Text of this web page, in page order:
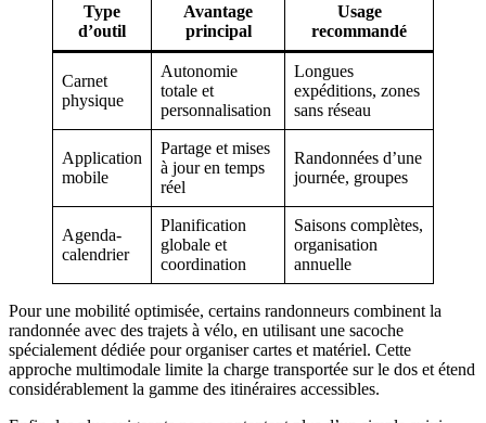
Type
d’outil
Avantage
principal
Usage
recommandé
Carnet
physique
Autonomie
totale et
personnalisation
Longues
expéditions, zones
sans réseau
Application
mobile
Partage et mises
à jour en temps
réel
Randonnées d’une
journée, groupes
Agenda-
calendrier
Planification
globale et
coordination
Saisons complètes,
organisation
annuelle
Pour une mobilité optimisée, certains randonneurs combinent la
randonnée avec des trajets à vélo, en utilisant une sacoche
spécialement dédiée pour organiser cartes et matériel. Cette
approche multimodale limite la charge transportée sur le dos et étend
considérablement la gamme des itinéraires accessibles.